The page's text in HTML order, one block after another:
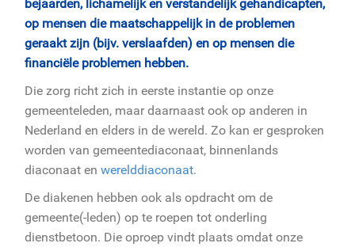
bejaarden, lichamelijk en verstandelijk gehandicapten,
op mensen die maatschappelijk in de problemen
geraakt zijn (bijv. verslaafden) en op mensen die
financiële problemen hebben.
Die zorg richt zich in eerste instantie op onze
gemeenteleden, maar daarnaast ook op anderen in
Nederland en elders in de wereld. Zo kan er gesproken
worden van gemeentediaconaat, binnenlands
diaconaat en werelddiaconaat.
De diakenen hebben ook als opdracht om de
gemeente(-leden) op te roepen tot onderling
dienstbetoon. Die oproep vindt plaats omdat onze